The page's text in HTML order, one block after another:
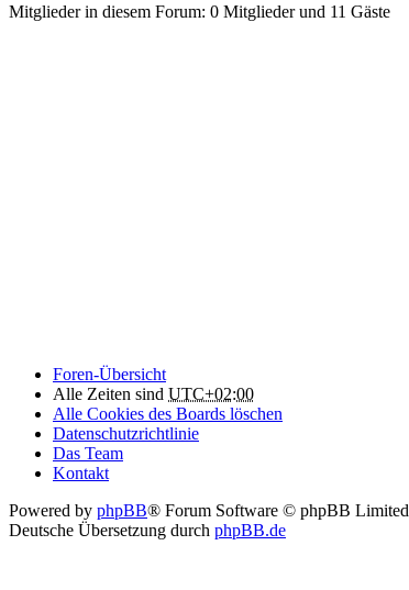
Mitglieder in diesem Forum: 0 Mitglieder und 11 Gäste
Foren-Übersicht
Alle Zeiten sind UTC+02:00
Alle Cookies des Boards löschen
Datenschutzrichtlinie
Das Team
Kontakt
Powered by phpBB® Forum Software © phpBB Limited
Deutsche Übersetzung durch phpBB.de